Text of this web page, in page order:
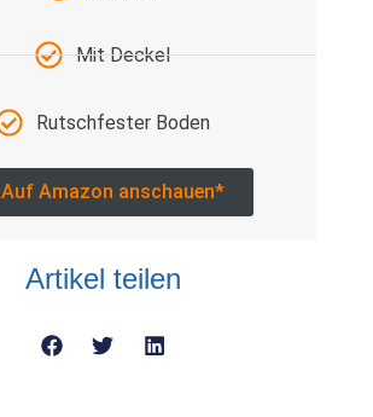
Mit Deckel
Rutschfester Boden
Auf Amazon anschauen*
Artikel teilen